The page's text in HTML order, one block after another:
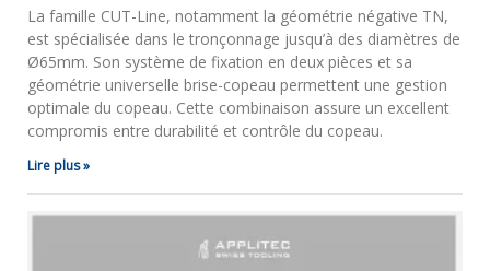
La famille CUT-Line, notamment la géométrie négative TN,
est spécialisée dans le tronçonnage jusqu’à des diamètres de
Ø65mm. Son système de fixation en deux pièces et sa
géométrie universelle brise-copeau permettent une gestion
optimale du copeau. Cette combinaison assure un excellent
compromis entre durabilité et contrôle du copeau.
Lire plus »